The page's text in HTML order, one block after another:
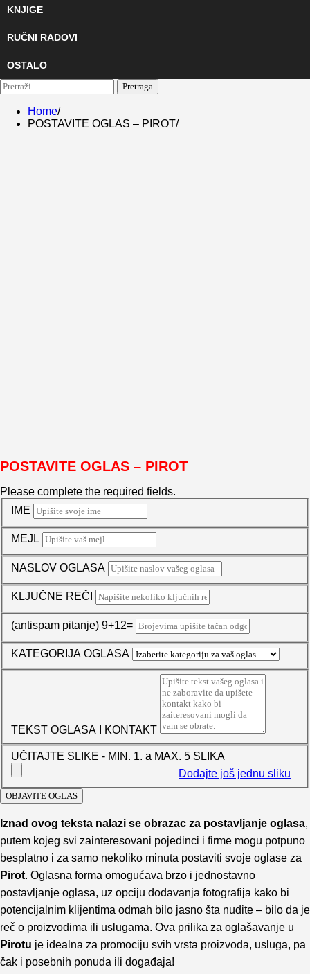
KNJIGE
RUČNI RADOVI
OSTALO
Pretraga:
Home
POSTAVITE OGLAS – PIROT
POSTAVITE OGLAS – PIROT
Please complete the required fields.
IME
MEJL
NASLOV OGLASA
KLJUČNE REČI
(antispam pitanje) 9+12=
KATEGORIJA OGLASA
TEKST OGLASA I KONTAKT
UČITAJTE SLIKE - MIN. 1. a MAX. 5 SLIKA
Dodajte još jednu sliku
Iznad ovog teksta nalazi se obrazac za postavljanje oglasa,
putem kojeg svi zainteresovani pojedinci i firme mogu potpuno
besplatno i za samo nekoliko minuta postaviti svoje oglase za
Pirot. Oglasna forma omogućava brzo i jednostavno
postavljanje oglasa, uz opciju dodavanja fotografija kako bi
potencijalnim klijentima odmah bilo jasno šta nudite – bilo da je
reč o proizvodima ili uslugama. Ova prilika za oglašavanje u
Pirotu je idealna za promociju svih vrsta proizvoda, usluga, pa
čak i posebnih ponuda ili događaja!